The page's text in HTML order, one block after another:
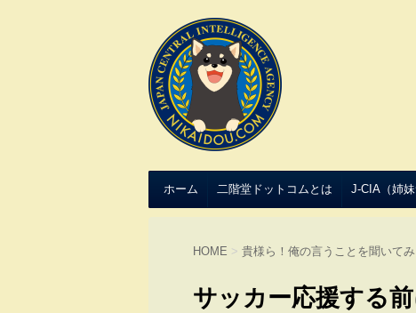
ホーム 二階堂ドットコムとは J-CIA（姉妹
HOME > 貴様ら！俺の言うことを聞いて
サッカー応援する